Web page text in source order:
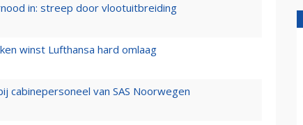
in: streep door vlootuitbreiding
winst Lufthansa hard omlaag
cabinepersoneel van SAS Noorwegen